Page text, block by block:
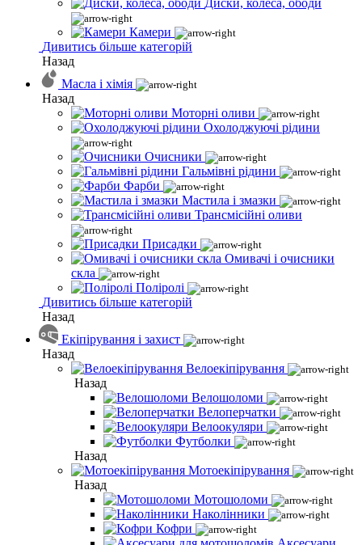
Диски, колеса, ободи
Камери
Дивитись більше категорій
Назад
Масла і хімія
Назад
Моторні оливи
Охолоджуючі рідини
Очисники
Гальмівні рідини
Фарби
Мастила і змазки
Трансмісійні оливи
Присадки
Омивачі і очисники
скла
Поліролі
Дивитись більше категорій
Назад
Екіпірування і захист
Назад
Велоекіпірування
Назад
Велошоломи
Велоперчатки
Велоокуляри
Футболки
Назад
Мотоекіпірування
Назад
Мотошоломи
Наколінники
Кофри